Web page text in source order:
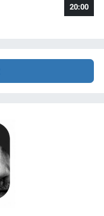
20:00